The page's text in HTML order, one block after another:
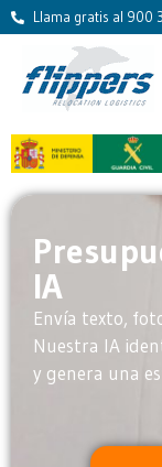
Llama gratis al 900
IA
Envía texto,
Nuestra IA
y genera una